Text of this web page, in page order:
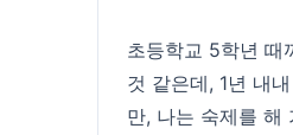
초등학교 5학년 때
것 같은데, 1년 내
만, 나는 숙제를 해